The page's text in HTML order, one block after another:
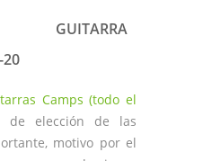
GUITARRA
20
Camps (todo el
de elección de las
motivo por el